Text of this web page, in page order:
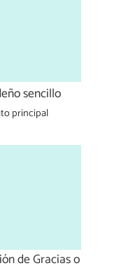
sencillo
principal
de Gracias o